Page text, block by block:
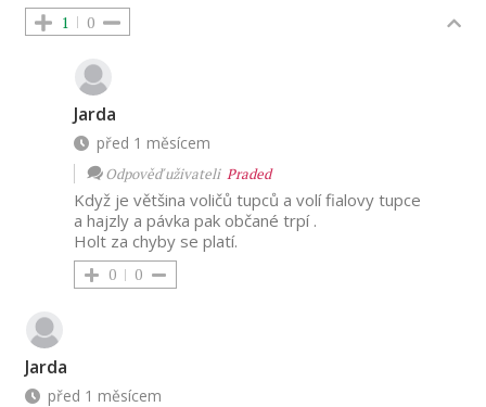
1 0
Jarda
před 1 měsícem
Odpověď uživateliPraded
Když je většina voličů tupců a volí fialovy tupce
a hajzly a pávka pak občané trpí .
Holt za chyby se platí.
0 0
Jarda
před 1 měsícem